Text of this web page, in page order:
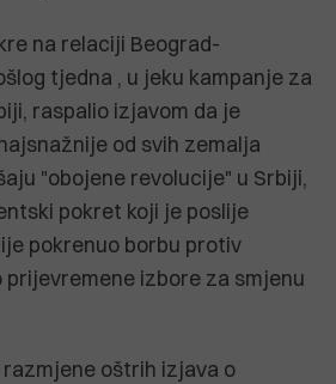
na relaciji Beograd-
tjedna , u jeku kampanje za
raspalio izjavom da je
od svih zemalja
"obojene revolucije" u Srbiji,
pokret koji je poslije
pokrenuo borbu protiv
izbore za smjenu
oštrih izjava o